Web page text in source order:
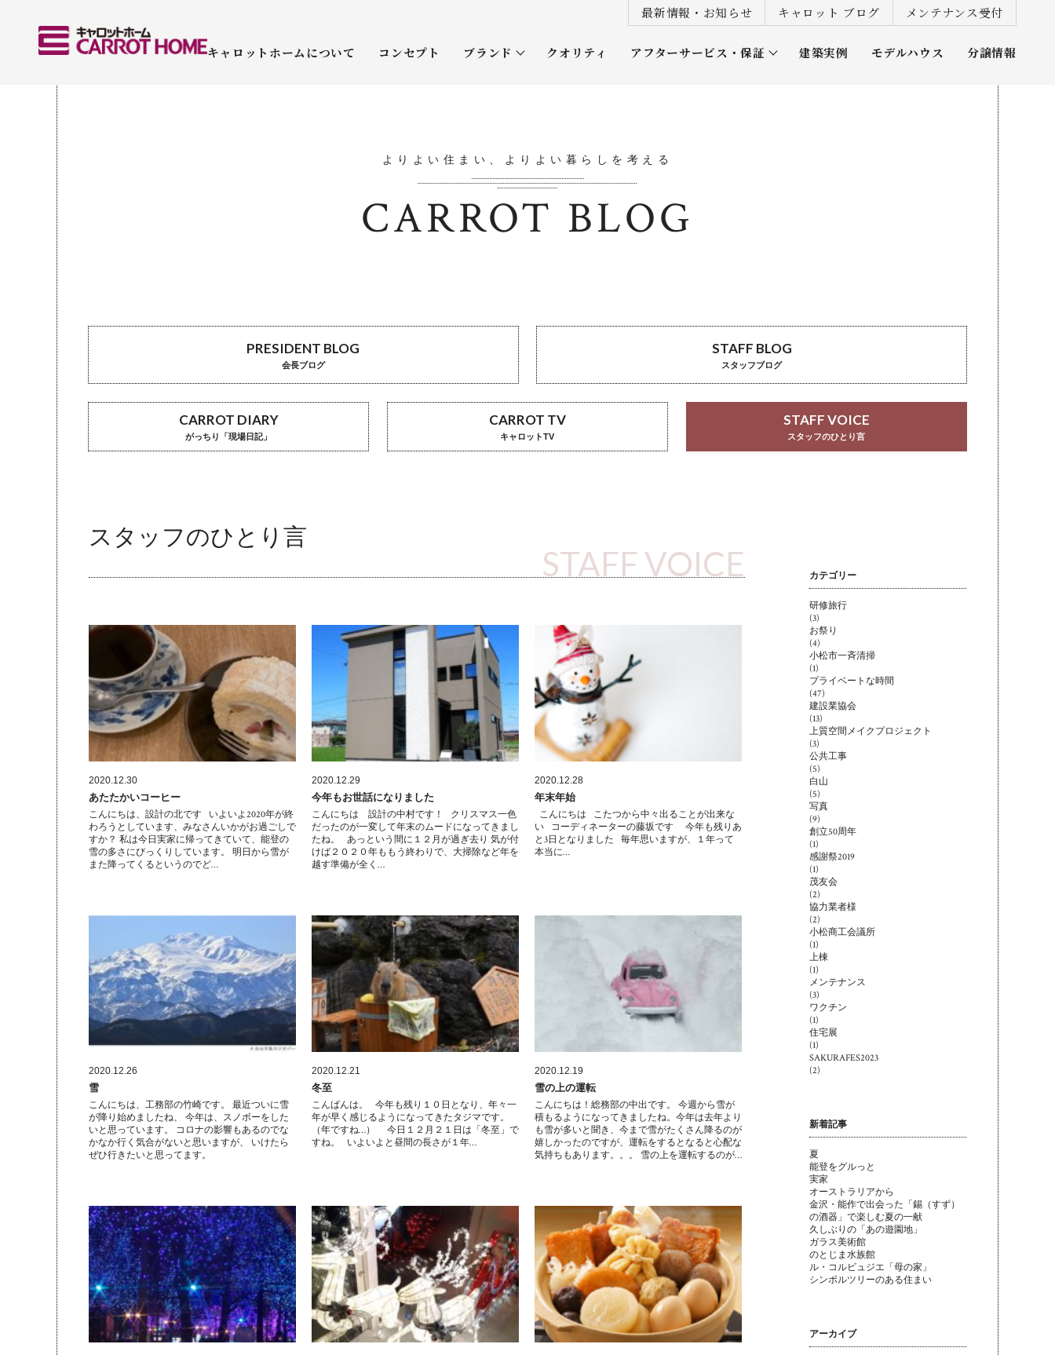
最新情報・お知らせ キャロット ブログ メンテナンス受付
キャロットホームについて コンセプト ブランド
平屋
クオリティ アフターサービス・保証 建築実例 モデルハウス 分譲情報
よりよい住まい、よりよい暮らしを考える
CARROT BLOG
PRESIDENT BLOG
会長ブログ
STAFF BLOG
スタッフブログ
CARROT DIARY
がっちり「現場日記」
CARROT TV
キャロットTV
STAFF VOICE
スタッフのひとり言
スタッフのひとり言
STAFF VOICE
2020.12.30
あたたかいコーヒー
こんにちは、設計の北です いよいよ2020年が終
わろうとしています、みなさんいかがお過ごしで
すか？ 私は今日実家に帰ってきていて、能登の
雪の多さにびっくりしています。 明日から雪が
また降ってくるというのでど…
2020.12.29
今年もお世話になりました
こんにちは 設計の中村です！ クリスマス一色
だったのが一変して年末のムードになってきまし
たね。 あっという間に１２月が過ぎ去り 気が付
けば２０２０年ももう終わりで、大掃除など年を
越す準備が全く…
2020.12.28
年末年始
こんにちは こたつから中々出ることが出来な
い コーディネーターの藤坂です 今年も残りあ
と3日となりました 毎年思いますが、１年って
本当に…
2020.12.26
雪
こんにちは、工務部の竹崎です。 最近ついに雪
が降り始めましたね、 今年は、スノボーをした
いと思っています。 コロナの影響もあるのでな
かなか行く気合がないと思いますが、 いけたら
ぜひ行きたいと思ってます。
2020.12.21
冬至
こんばんは。 今年も残り１０日となり、年々一
年が早く感じるようになってきたタジマです。
（年ですね…） 今日１２月２１日は「冬至」で
すね。 いよいよと昼間の長さが１年…
2020.12.19
雪の上の運転
こんにちは！総務部の中出です。 今週から雪が
積もるようになってきましたね。今年は去年より
も雪が多いと聞き、今まで雪がたくさん降るのが
嬉しかったのですが、運転をするとなると心配な
気持ちもあります。。。 雪の上を運転するのが…
カテゴリー
研修旅行
(3)
お祭り
(4)
小松市一斉清掃
(1)
プライベートな時間
(47)
建設業協会
(13)
上質空間メイクプロジェクト
(3)
公共工事
(5)
白山
(5)
写真
(9)
創立50周年
(1)
感謝祭2019
(1)
茂友会
(2)
協力業者様
(2)
小松商工会議所
(1)
上棟
(1)
メンテナンス
(3)
ワクチン
(1)
住宅展
(1)
SAKURAFES2023
(2)
新着記事
夏
能登をグルっと
実家
オーストラリアから
金沢・能作で出会った「錫（すず）
の酒器」で楽しむ夏の一献
久しぶりの「あの遊園地」
ガラス美術館
のとじま水族館
ル・コルビュジエ「母の家」
シンボルツリーのある住まい
アーカイブ